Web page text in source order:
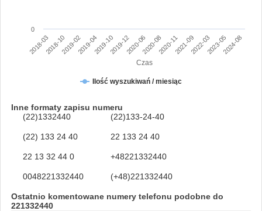
Czas
Ilość wyszukiwań / miesiąc
2018-032018-102019-022019-042019-102019-122020-062020-082020-112021-092022-032023-052024-08
0
Inne formaty zapisu numeru
(22)1332440
(22)133-24-40
(22) 133 24 40 22 133 24 40
22 13 32 44 0 +48221332440
0048221332440 (+48)221332440
Ostatnio komentowane numery telefonu podobne do
221332440